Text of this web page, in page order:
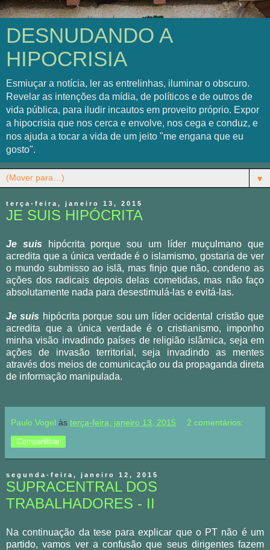
DESNUDANDO A
HIPOCRISIA
Esmiuçar a notícia, ler as entrelinhas, iluminar o obscuro.
Revelar as intenções da mídia, de políticos e de outros de
vida pública, para iludir incautos em proveito próprio. Expor
a hipocrisia que nos cerca e envolve, nos cega e conduz, e
nos ajuda a tocar a vida de um jeito "me engana que eu
gosto".
▼
terça-feira, janeiro 13, 2015
JE SUIS HIPÓCRITA
Je suis hipócrita porque sou um líder muçulmano que
acredita que a única verdade é o islamismo, gostaria de ver
o mundo submisso ao islã, mas finjo que não, condeno as
ações dos radicais depois delas cometidas, mas não faço
absolutamente nada para desestimulá-las e evitá-las.
Je suis hipócrita porque sou um líder ocidental cristão que
acredita que a única verdade é o cristianismo, imponho
minha visão invadindo países de religião islâmica, seja em
ações de invasão territorial, seja invadindo as mentes
através dos meios de comunicação ou da propaganda direta
de informação manipulada.
Paulo Vogel às terça-feira, janeiro 13, 2015 2 comentários:
Compartilhar
segunda-feira, janeiro 12, 2015
SUPRACENTRAL DOS
TRABALHADORES - II
Na continuação da tese para explicar que o PT não é um
partido, vamos ver a confusão que seus dirigentes fazem